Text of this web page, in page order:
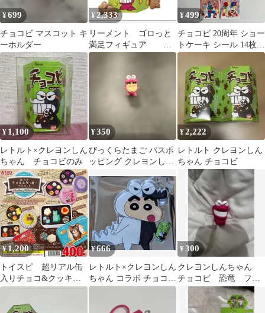
¥699
チョコビ マスコット キ
ーホルダー
¥ 2,333
リーメント ゴロっと
満足フィギュア チ
ョコビをひとりじめだ
¥499
チョコビ 20周年 ショー
トケーキ シール 14枚セ
ット レアシール
¥ 1,100
レトルト×クレヨンしん
ちゃん チョコビのみ
¥350
びっくらたまご バスポ
ッピング クレヨンしん
なおふろだゾ！
¥2,222
レトルト クレヨンしん
ちゃん チョコビ
¥1,200
トイスピ 超リアル缶
入りチョコ&クッキー
マスコット
¥666
レトルト×クレヨンしん
ちゃん コラボ チョコビ
アクリルフィギュア
¥300
クレヨンしんちゃん
チョコビ 恐竜 フィ